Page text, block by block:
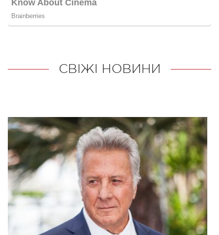
СВІЖІ НОВИНИ